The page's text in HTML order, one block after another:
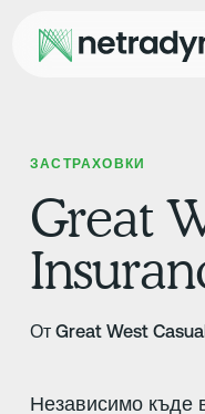
ЗАСТРАХОВКИ
Great
От Great West
Независимо къде